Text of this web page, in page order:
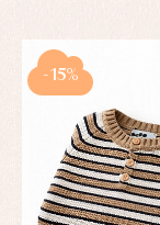
-15%